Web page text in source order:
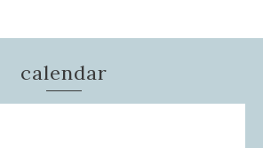
calendar